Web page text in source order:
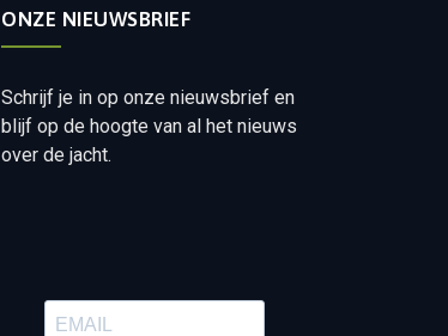
ONZE NIEUWSBRIEF
Schrijf je in op onze nieuwsbrief en
blijf op de hoogte van al het nieuws
over de jacht.